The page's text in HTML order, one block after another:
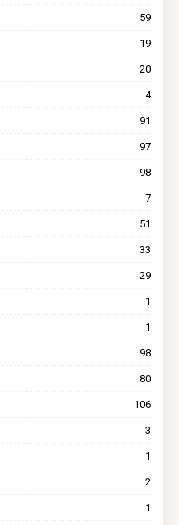
59
19
20
4
91
97
98
7
51
33
29
1
1
98
80
106
3
1
2
1